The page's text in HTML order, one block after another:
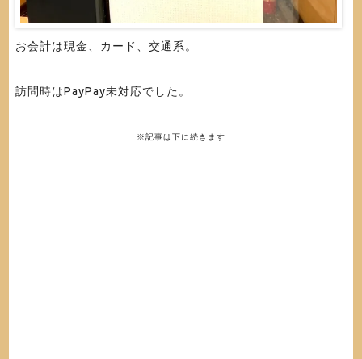
お会計は現金、カード、交通系。
訪問時はPayPay未対応でした。
※記事は下に続きます